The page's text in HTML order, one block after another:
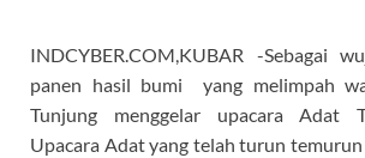
INDCYBER.COM,KUBAR -Sebagai
panen hasil bumi yang melimpah
Tunjung menggelar upacara Adat
Upacara Adat yang telah turun temurun